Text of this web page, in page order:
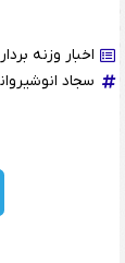
اخبار وزنه
سجاد